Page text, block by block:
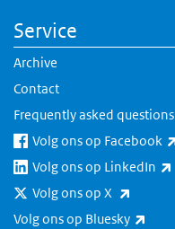
Service
Archive
Contact
Frequently asked questions
Volg ons op Facebook
Volg ons op LinkedIn
Volg ons op X
Volg ons op Bluesky